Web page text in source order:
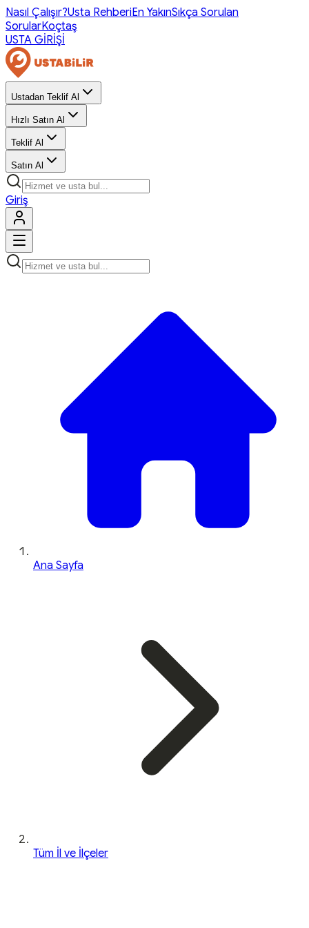
Nasıl Çalışır?Usta RehberiEn YakınSıkça Sorulan
SorularKoçtaş
USTA GİRİŞİ
Ustadan Teklif Al
Hızlı Satın Al
Teklif Al
Satın Al
Giriş
Ana Sayfa
Tüm İl ve İlçeler